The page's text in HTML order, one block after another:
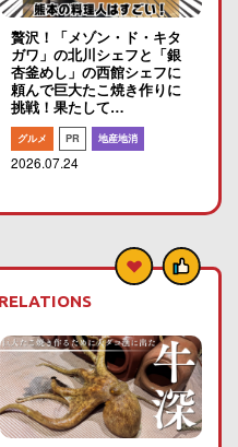
贅沢！「メゾン・ド・キタ
ガワ」の北川シェフと「銀
杏釜めし」の西館シェフに
頼んで巨大たこ焼き作りに
挑戦！果たして…
グルメ PR 地産地消
2026.07.24